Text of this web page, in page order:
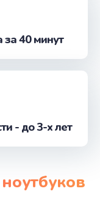
за 40 минут
- до 3-х лет